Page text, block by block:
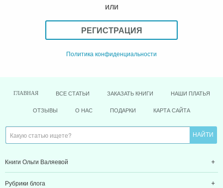
или
РЕГИСТРАЦИЯ
Политика конфиденциальности
ГЛАВНАЯ ВСЕ СТАТЬИ ЗАКАЗАТЬ КНИГИ НАШИ ПЛАТЬЯ
ОТЗЫВЫ О НАС ПОДАРКИ КАРТА САЙТА
Книги Ольги Валяевой
Рубрики блога